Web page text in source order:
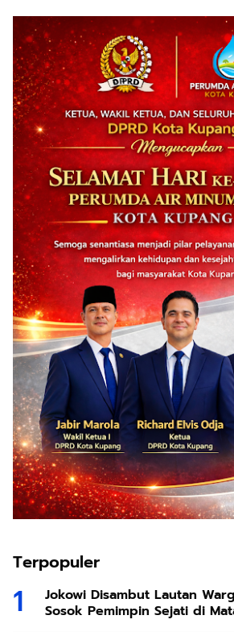
Terpopuler
Jokowi Disambut Lautan
Sosok Pemimpin Sejati di